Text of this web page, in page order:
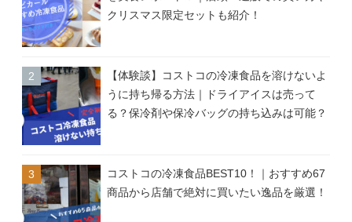
クリスマス限定セットも紹介！
【体験談】コストコの冷凍食品を溶けないよ
うに持ち帰る方法｜ドライアイスは売って
る？保冷剤や保冷バッグの持ち込みは可能？
コストコの冷凍食品BEST10！｜おすすめ67
商品から店舗で絶対に買いたい逸品を厳選！